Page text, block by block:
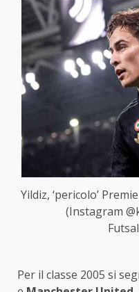
Yildiz, ‘pericolo’
(Instagram
Per il classe 2005 si